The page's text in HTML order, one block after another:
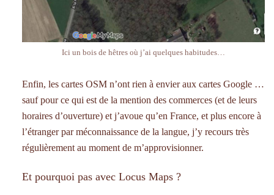
Ici un bois de hêtres où j’ai quelques habitudes…
Enfin, les cartes OSM n’ont rien à envier aux cartes Google …
sauf pour ce qui est de la mention des commerces (et de leurs
horaires d’ouverture) et j’avoue qu’en France, et plus encore à
l’étranger par méconnaissance de la langue, j’y recours très
régulièrement au moment de m’approvisionner.
Et pourquoi pas avec Locus Maps ?